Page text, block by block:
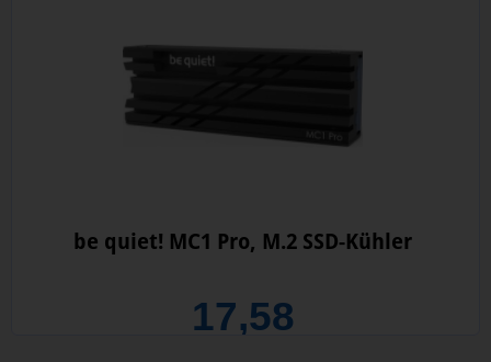
be quiet! MC1 Pro, M.2 SSD-Kühler
17,58